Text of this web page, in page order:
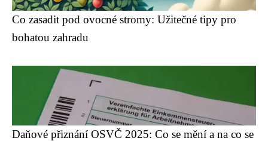
Co zasadit pod ovocné stromy: Užitečné tipy pro
bohatou zahradu
Daňové přiznání OSVČ 2025: Co se mění a na co se